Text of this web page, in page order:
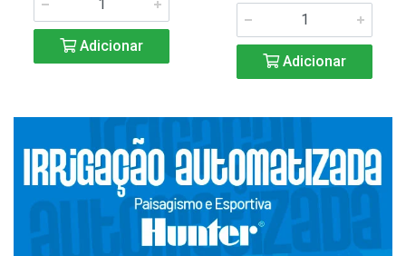
Adicionar
Adicionar